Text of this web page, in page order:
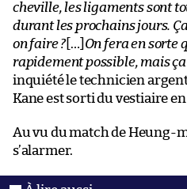
cheville, les ligaments sont
durant les prochains jours.
on faire ?[…] On fera en sorte
rapidement possible, mais
inquiété le technicien
Kane est sorti du vestiaire
Au vu du match de Heung-
s’alarmer.